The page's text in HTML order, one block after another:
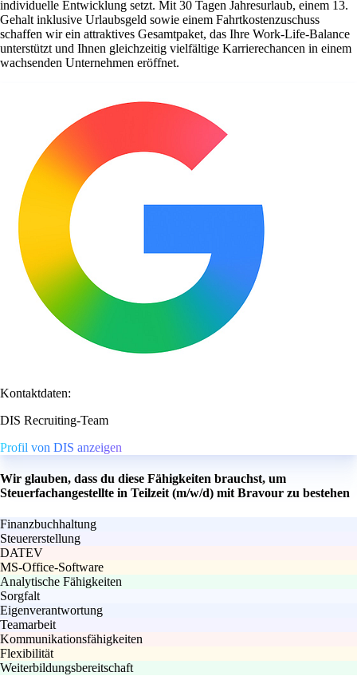
individuelle Entwicklung setzt. Mit 30 Tagen Jahresurlaub, einem 13.
Gehalt inklusive Urlaubsgeld sowie einem Fahrtkostenzuschuss
schaffen wir ein attraktives Gesamtpaket, das Ihre Work-Life-Balance
unterstützt und Ihnen gleichzeitig vielfältige Karrierechancen in einem
wachsenden Unternehmen eröffnet.
Kontaktdaten:
DIS Recruiting-Team
Profil von DIS anzeigen
Wir glauben, dass du diese Fähigkeiten brauchst, um
Steuerfachangestellte in Teilzeit (m/w/d) mit Bravour zu bestehen
Finanzbuchhaltung
Steuererstellung
DATEV
MS-Office-Software
Analytische Fähigkeiten
Sorgfalt
Eigenverantwortung
Teamarbeit
Kommunikationsfähigkeiten
Flexibilität
Weiterbildungsbereitschaft